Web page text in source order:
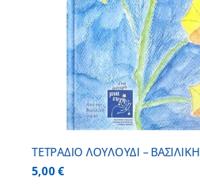
ΤΕΤΡΑΔΙΟ ΛΟΥΛΟΥΔΙ – ΒΑΣΙΛΙΚΗ
5,00€